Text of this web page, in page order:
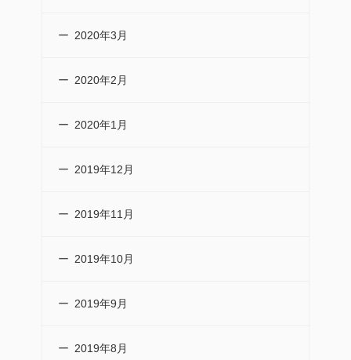
2020年3月
2020年2月
2020年1月
2019年12月
2019年11月
2019年10月
2019年9月
2019年8月